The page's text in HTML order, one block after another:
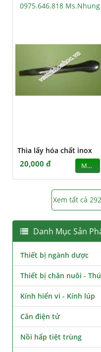
0975.646.818 Ms.Nhung
Thìa lấy hóa chất inox
20,000 đ MUA
Xem tất cả
Danh Mục Sản
Thiết bị ngành dược
Thiết bị chăn nuôi -
Kính hiển vi - Kính lúp
Cân điện tử
Nồi hấp tiệt trùng